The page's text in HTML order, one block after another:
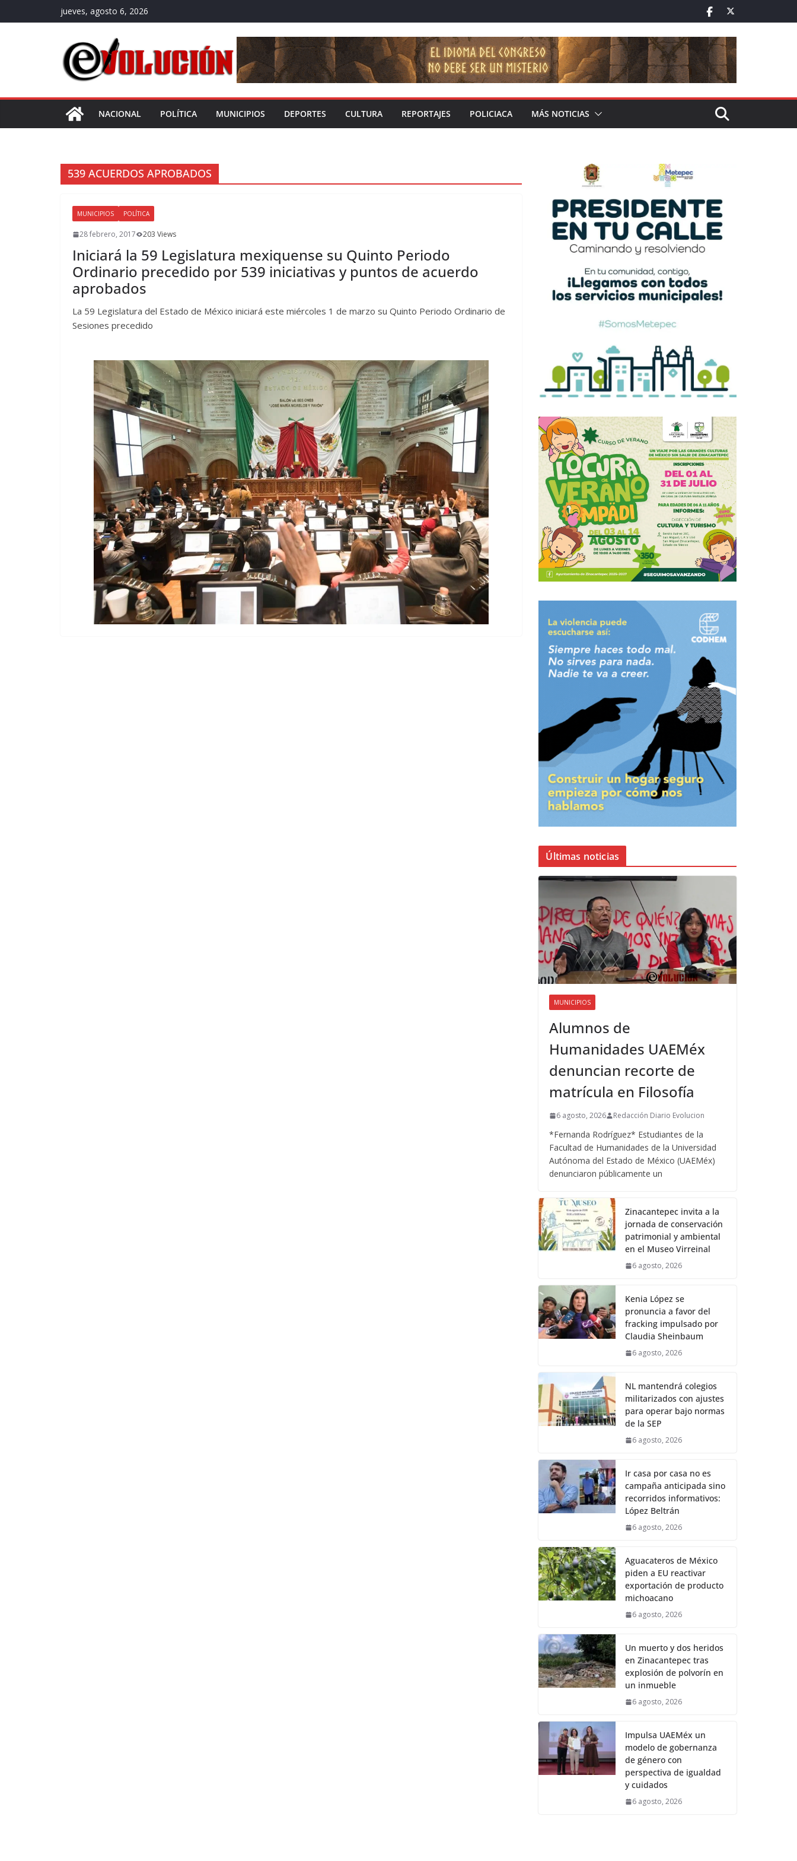
al
jueves, agosto 6, 2026
NACIONAL POLÍTICA MUNICIPIOS DEPORTES CULTURA REPORTAJES POLICIACA MÁS NOTICIAS
539 ACUERDOS APROBADOS
MUNICIPIOS POLÍTICA
28 febrero, 2017 203 Views
Iniciará la 59 Legislatura mexiquense su Quinto Periodo
Ordinario precedido por 539 iniciativas y puntos de acuerdo
aprobados
La 59 Legislatura del Estado de México iniciará este miércoles 1 de marzo su Quinto Periodo Ordinario de
Sesiones precedido
Últimas noticias
MUNICIPIOS
Alumnos de
Humanidades UAEMéx
denuncian recorte de
matrícula en Filosofía
6 agosto, 2026 Redacción Diario Evolucion
*Fernanda Rodríguez* Estudiantes de la
Facultad de Humanidades de la Universidad
Autónoma del Estado de México (UAEMéx)
denunciaron públicamente un
Zinacantepec invita a la
jornada de conservación
patrimonial y ambiental
en el Museo Virreinal
6 agosto, 2026
Kenia López se
pronuncia a favor del
fracking impulsado por
Claudia Sheinbaum
6 agosto, 2026
NL mantendrá colegios
militarizados con ajustes
para operar bajo normas
de la SEP
6 agosto, 2026
Ir casa por casa no es
campaña anticipada sino
recorridos informativos:
López Beltrán
6 agosto, 2026
Aguacateros de México
piden a EU reactivar
exportación de producto
michoacano
6 agosto, 2026
Un muerto y dos heridos
en Zinacantepec tras
explosión de polvorín en
un inmueble
6 agosto, 2026
Impulsa UAEMéx un
modelo de gobernanza
de género con
perspectiva de igualdad
y cuidados
6 agosto, 2026